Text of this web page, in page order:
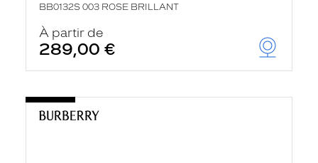
BB0132S 003 ROSE BRILLANT
À partir de
289,00 €